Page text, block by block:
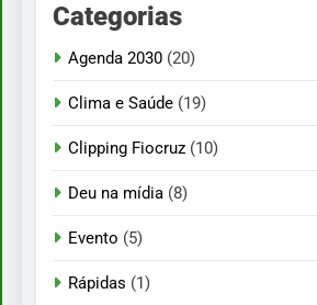
Categorias
Agenda 2030 (20)
Clima e Saúde (19)
Clipping Fiocruz (10)
Deu na mídia (8)
Evento (5)
Rápidas (1)